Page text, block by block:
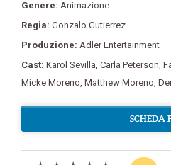
Genere: Animazione
Regia: Gonzalo Gutierrez
Produzione: Adler Entertainment
Cast: Karol Sevilla Carla Peterson
Micke Moreno Matthew Moreno
SCHEDA